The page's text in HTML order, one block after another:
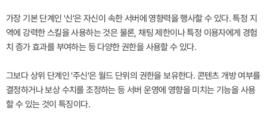
가장 기본 단계인 '신'은 자신이 속한 서버에 영향력을 행사할 수 있다. 특정 지
역에 강력한 스킬을 사용하는 것은 물론, 채팅 제한이나 특정 이용자에게 경험
치 증가 효과를 부여하는 등 다양한 권한을 사용할 수 있다.
그보다 상위 단계인 '주신'은 월드 단위의 권한을 보유한다. 콘텐츠 개방 여부를
결정하거나 보상 수치를 조정하는 등 서버 운영에 영향을 미치는 기능을 사용
할 수 있는 것이 특징이다.